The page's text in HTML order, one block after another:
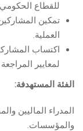
للقطاع
تمكين
العملية.
اكتساب
لمعايير
الفئة المستهدفة:
المدراء الماليين
والمؤسسات.